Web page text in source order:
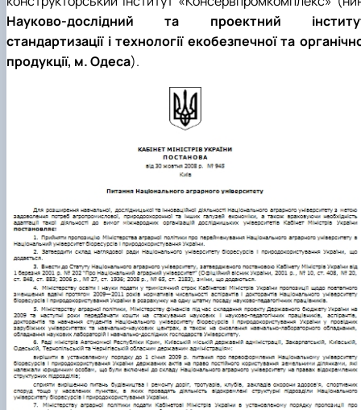
Науково-дослідний та проектний
стандартизації і технології екобезпечної та
продукції, м. Одеса).